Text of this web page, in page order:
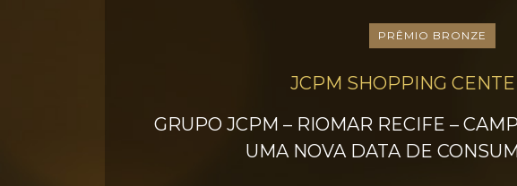
PRÊMIO BRONZE
JCPM SHOPPING
GRUPO JCPM – RIOMAR RECIFE –
UMA NOVA DATA DE